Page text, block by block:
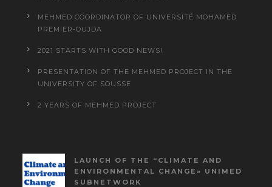
MEHMED COORDINATOR OF UNIVERSITÉ MOHAMED
PREMIER-OUJDA
2021 STARTS WITH GOOD NEWS!
PRESENTATION OF THE MEHMED PROJECT IN THE
UNIVERSITY OF SOUSSE
2 YEARS OF MEHMED PROJECT
LAUNCH OF THE “CLIMATE AND
ENVIRONMENTAL CHANGE» UNIMED
SUBNETWORK